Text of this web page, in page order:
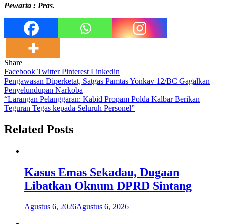
Pewarta : Pras.
Share
Facebook TwitterPinterest Linkedin
Navigasi
pos
Pengawasan Diperketat, Satgas Pamtas Yonkav 12/BC Gagalkan
Penyelundupan Narkoba
“Larangan Pelanggaran: Kabid Propam Polda Kalbar Berikan
Teguran Tegas kepada Seluruh Personel”
Related Posts
Kasus Emas Sekadau, Dugaan
Libatkan Oknum DPRD Sintang
Agustus 6, 2026Agustus 6, 2026